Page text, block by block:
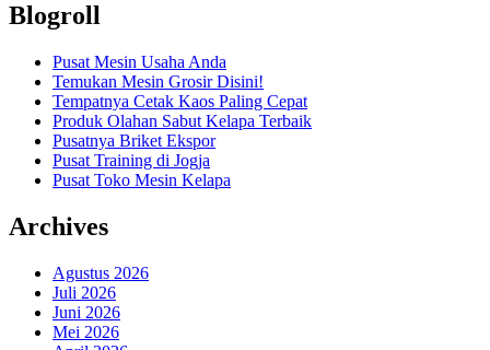
Blogroll
Pusat Mesin Usaha Anda
Temukan Mesin Grosir Disini!
Tempatnya Cetak Kaos Paling Cepat
Produk Olahan Sabut Kelapa Terbaik
Pusatnya Briket Ekspor
Pusat Training di Jogja
Pusat Toko Mesin Kelapa
Archives
Agustus 2026
Juli 2026
Juni 2026
Mei 2026